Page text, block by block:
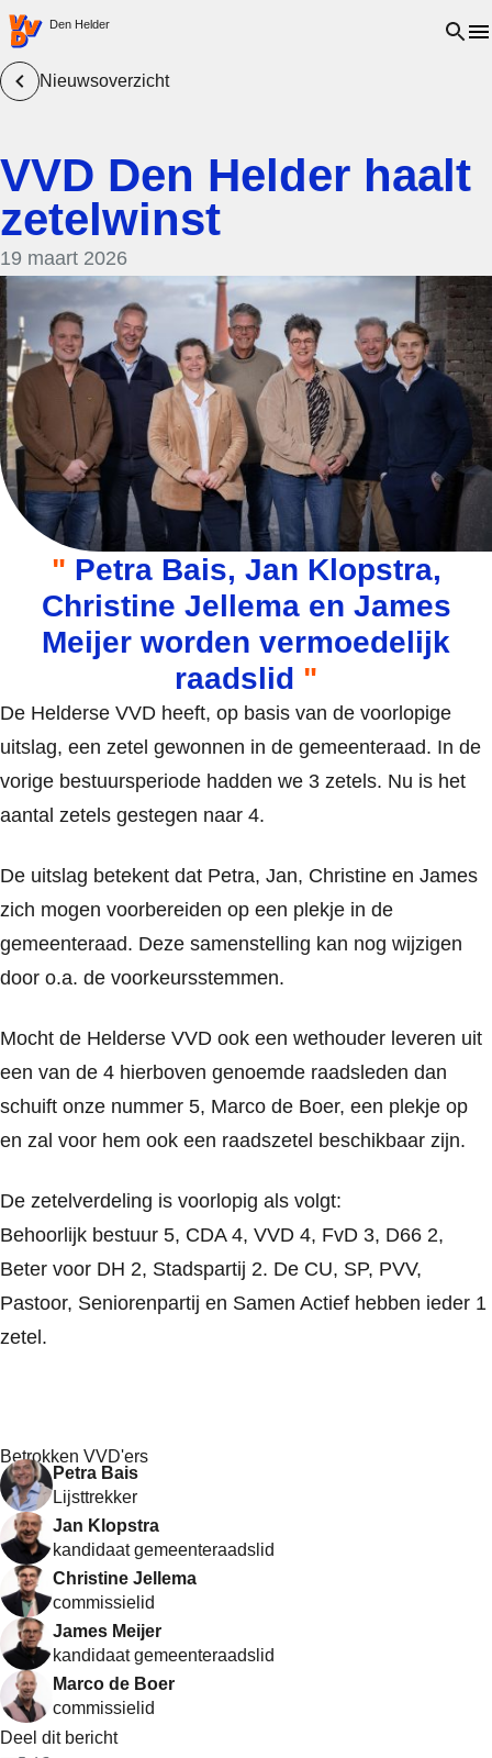
VVD.nl - Ga naar de homepage
Den Helder Open
Nieuwsoverzicht
VVD Den Helder haalt
zetelwinst
19 maart 2026
Petra Bais, Jan Klopstra,
Christine Jellema en James
Meijer worden vermoedelijk
raadslid
De Helderse VVD heeft, op basis van de voorlopige
uitslag, een zetel gewonnen in de gemeenteraad. In de
vorige bestuursperiode hadden we 3 zetels. Nu is het
aantal zetels gestegen naar 4.
De uitslag betekent dat Petra, Jan, Christine en James
zich mogen voorbereiden op een plekje in de
gemeenteraad. Deze samenstelling kan nog wijzigen
door o.a. de voorkeursstemmen.
Mocht de Helderse VVD ook een wethouder leveren uit
een van de 4 hierboven genoemde raadsleden dan
schuift onze nummer 5, Marco de Boer, een plekje op
en zal voor hem ook een raadszetel beschikbaar zijn.
De zetelverdeling is voorlopig als volgt:
Behoorlijk bestuur 5, CDA 4, VVD 4, FvD 3, D66 2,
Beter voor DH 2, Stadspartij 2. De CU, SP, PVV,
Pastoor, Seniorenpartij en Samen Actief hebben ieder 1
zetel.
Betrokken VVD'ers
Petra Bais
Lijsttrekker
Jan Klopstra
kandidaat gemeenteraadslid
Christine Jellema
commissielid
James Meijer
kandidaat gemeenteraadslid
Marco de Boer
commissielid
Deel dit bericht